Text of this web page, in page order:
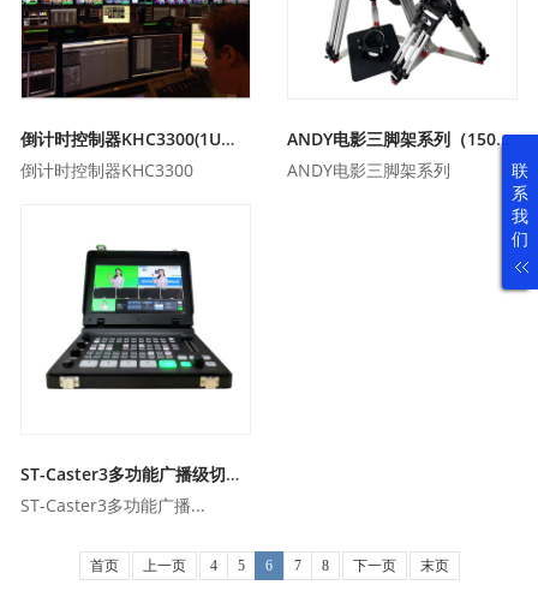
倒计时控制器KHC3300(1U机箱)
倒计时控制器KHC3300
ANDY电影三脚架系列（150mm）
ANDY电影三脚架系列
ST-Caster3多功能广播级切换台
ST-Caster3多功能广播...
首页 上一页 4 5 6 7 8 下一页 末页
联
系
我
们